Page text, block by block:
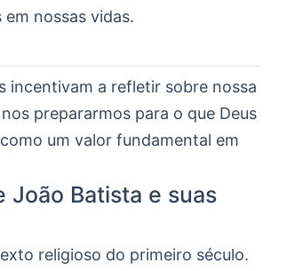
nossas vidas.
incentivam a refletir sobre nossa
prepararmos para o que Deus
um valor fundamental em
João Batista e suas
religioso do primeiro século.